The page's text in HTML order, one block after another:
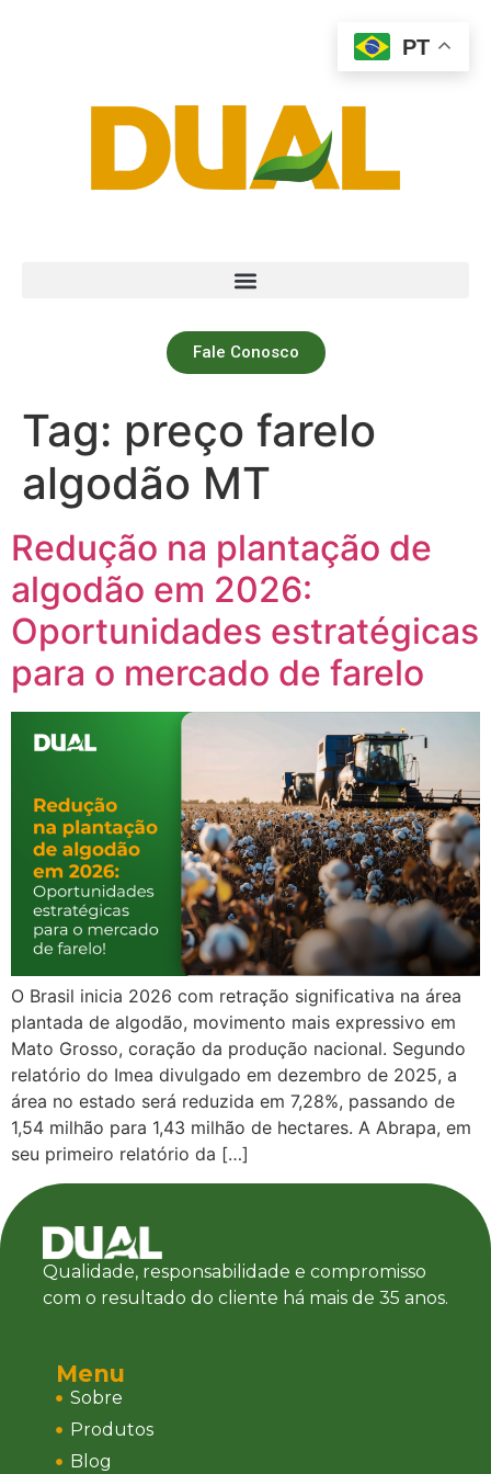
Fale Conosco
Tag: preço farelo
algodão MT
Redução na plantação de
algodão em 2026:
Oportunidades estratégicas
para o mercado de farelo
O Brasil inicia 2026 com retração significativa na área
plantada de algodão, movimento mais expressivo em
Mato Grosso, coração da produção nacional. Segundo
relatório do Imea divulgado em dezembro de 2025, a
área no estado será reduzida em 7,28%, passando de
1,54 milhão para 1,43 milhão de hectares. A Abrapa, em
seu primeiro relatório da […]
Qualidade, responsabilidade e compromisso
com o resultado do cliente há mais de 35 anos.
Menu
Sobre
Produtos
Blog
PT